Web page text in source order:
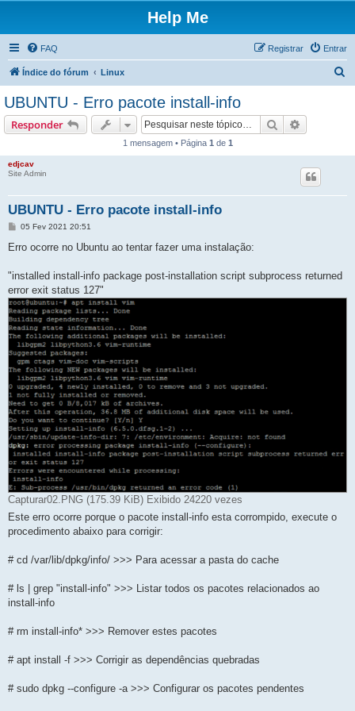
Help Me
FAQ Entrar
Registrar
Índice do fórum Linux
UBUNTU - Erro pacote install-info
Responder Pesquisar
1 mensagem • Página 1 de 1
edjcav
Site Admin
UBUNTU - Erro pacote install-info
M
n
g
m
05 Fev 2021 20:51
Erro ocorre no Ubuntu ao tentar fazer uma instalação:
"installed install-info package post-installation script subprocess returned
error exit status 127"
Capturar02.PNG (175.39 KiB) Exibido 24220 vezes
Este erro ocorre porque o pacote install-info esta corrompido, execute o
procedimento abaixo para corrigir:
# cd /var/lib/dpkg/info/ >>> Para acessar a pasta do cache
# ls | grep "install-info" >>> Listar todos os pacotes relacionados ao
install-info
# rm install-info* >>> Remover estes pacotes
# apt install -f >>> Corrigir as dependências quebradas
# sudo dpkg --configure -a >>> Configurar os pacotes pendentes